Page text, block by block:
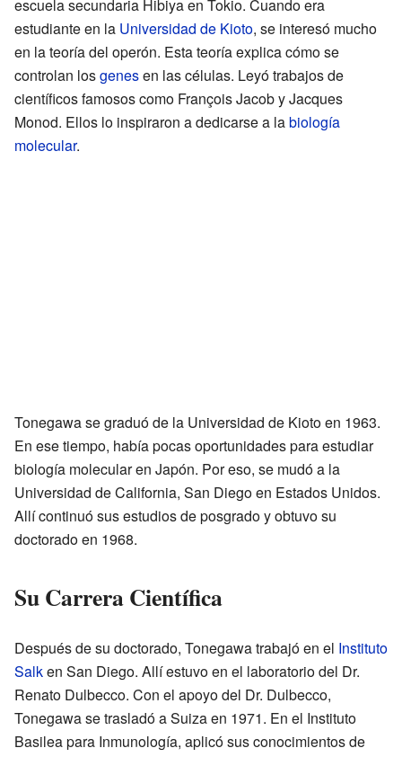
escuela secundaria Hibiya en Tokio. Cuando era
estudiante en la Universidad de Kioto, se interesó mucho
en la teoría del operón. Esta teoría explica cómo se
controlan losgenesen las células. Leyó trabajos de
científicos famosos como François Jacob y Jacques
Monod. Ellos lo inspiraron a dedicarse a labiología
molecular.
Tonegawa se graduó de la Universidad de Kioto en 1963.
En ese tiempo, había pocas oportunidades para estudiar
biología molecular en Japón. Por eso, se mudó a la
Universidad de California, San Diego en Estados Unidos.
Allí continuó sus estudios de posgrado y obtuvo su
doctorado en 1968.
Su Carrera Científica
Después de su doctorado, Tonegawa trabajó en el Instituto
Salken San Diego. Allí estuvo en el laboratorio del Dr.
Renato Dulbecco. Con el apoyo del Dr. Dulbecco,
Tonegawa se trasladó a Suiza en 1971. En el Instituto
Basilea para Inmunología, aplicó sus conocimientos de